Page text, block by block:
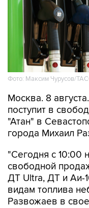
Фото: Максим Чурусов/
Москва. 8
поступит в
"Атан" в
города Михаил
"Сегодня с 10:00
свободной
ДТ Ultra, ДТ и Аи-
видам топлива
Развожаев в